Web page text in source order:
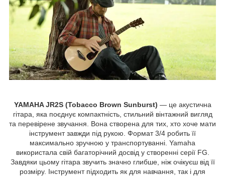
YAMAHA JR2S (Tobacco Brown Sunburst) — це акустична
гітара, яка поєднує компактність, стильний вінтажний вигляд
та перевірене звучання. Вона створена для тих, хто хоче мати
інструмент завжди під рукою. Формат 3/4 робить її
максимально зручною у транспортуванні. Yamaha
використала свій багаторічний досвід у створенні серії FG.
Завдяки цьому гітара звучить значно глибше, ніж очікуєш від її
розміру. Інструмент підходить як для навчання, так і для